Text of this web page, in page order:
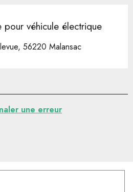
pour véhicule électrique
56220 Malansac
une erreur